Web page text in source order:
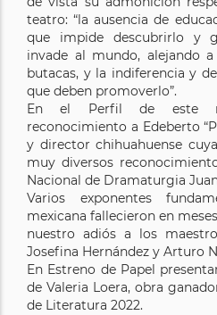
teatro: “la ausencia de
que impide descubrirlo y
invade al mundo, alejando
butacas, y la indiferencia y
que deben promoverlo”.
En el Perfil de este
reconocimiento a Edeberto
y director chihuahuense
muy diversos
Nacional de Dramaturgia
Varios exponentes
mexicana fallecieron en
nuestro adiós a los
Josefina Hernández y Arturo
En Estreno de Papel
de Valeria Loera, obra
de Literatura 2022.